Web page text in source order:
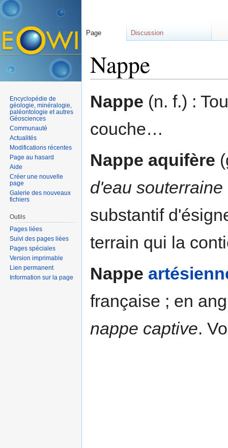
Nappe
Nappe (n. f.) :
couche…
Nappe aquifère
d'eau souterraine
substantif
terrain qui la
Nappe
française ; en
nappe captive.
Page Discussion
Encyclopédie de
géologie, minéralogie,
paléontologie et autres
Géosciences
Communauté
Actualités
Modifications récentes
Page au hasard
Aide
Créer une nouvelle
page
Galerie des nouveaux
fichiers
Outils
Pages liées
Suivi des pages liées
Pages spéciales
Version imprimable
Lien permanent
Information sur la page